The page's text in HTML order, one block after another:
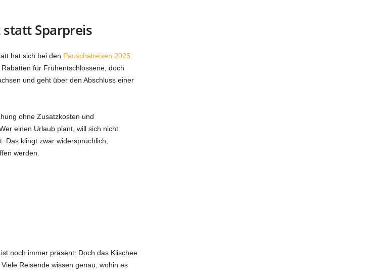
Sparpreis
hat sich bei den Pauschalreisen 2025
für Frühentschlossene, doch
und geht über den Abschluss einer
ohne Zusatzkosten und
Wer einen Urlaub plant, will sich nicht
Das klingt zwar widersprüchlich,
werden.
noch immer präsent. Doch das Klischee
Reisende wissen genau, wohin es